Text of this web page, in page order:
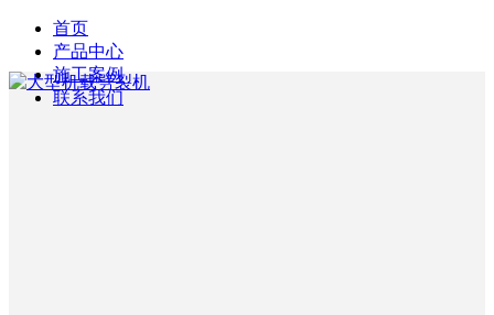
首页
产品中心
施工案例
联系我们